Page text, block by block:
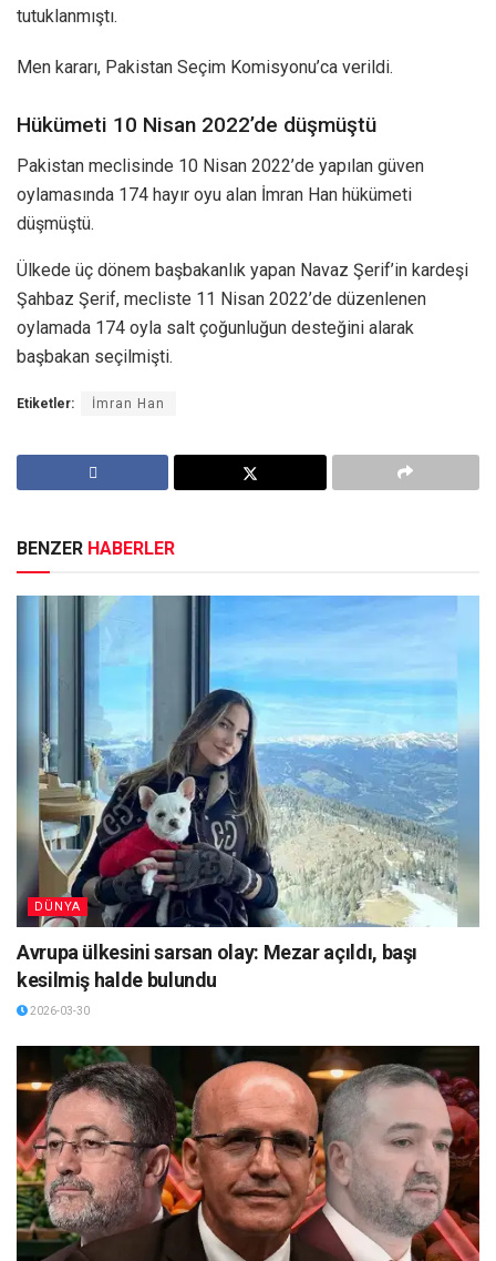
tutuklanmıştı.
Men kararı, Pakistan Seçim Komisyonu’ca verildi.
Hükümeti 10 Nisan 2022’de düşmüştü
Pakistan meclisinde 10 Nisan 2022’de yapılan güven
oylamasında 174 hayır oyu alan İmran Han hükümeti
düşmüştü.
Ülkede üç dönem başbakanlık yapan Navaz Şerif’in kardeşi
Şahbaz Şerif, mecliste 11 Nisan 2022’de düzenlenen
oylamada 174 oyla salt çoğunluğun desteğini alarak
başbakan seçilmişti.
Etiketler: İmran Han
BENZER HABERLER
DÜNYA
Avrupa ülkesini sarsan olay: Mezar açıldı, başı
kesilmiş halde bulundu
2026-03-30